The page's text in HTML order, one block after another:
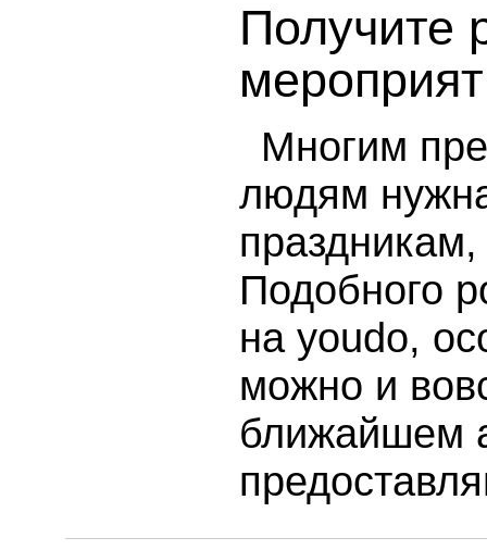
Получите
Многим
людям
Подобного
на youdo,
можно и
ближайшем